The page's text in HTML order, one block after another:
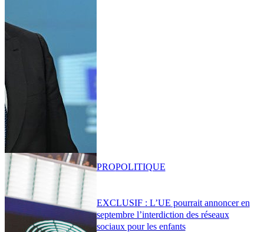
EXCLUSIF : L’UE pourrait annoncer en
septembre l’interdiction des réseaux
sociaux pour les enfants
PROPOLITIQUE